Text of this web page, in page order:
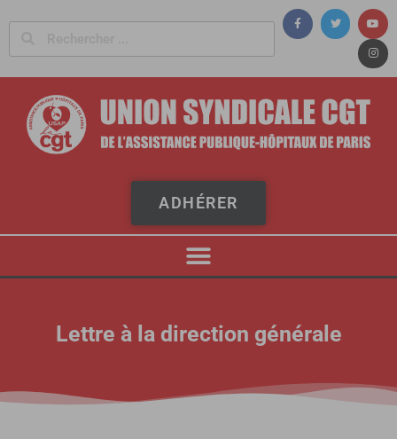
ADHÉRER
Lettre à la direction générale